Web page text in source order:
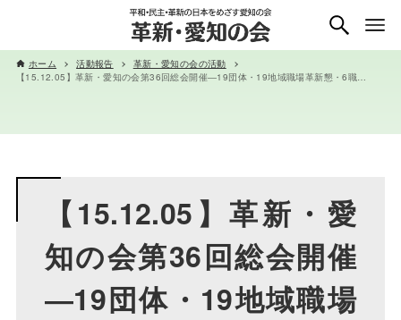
ホーム 活動報告
革新・愛知の会の活動
【15.12.05】革新・愛知の会第36回総会開催―19団体・19地域職場革新懇・6職場革新懇・個人から84名が参加
【15.12.05】革新・愛
知の会第36回総会開催
―19団体・19地域職場